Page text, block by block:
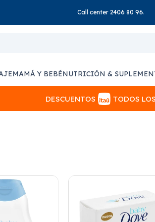
Call center 2406 80 96.
MAMÁ Y BEBÉNUTRICIÓN &
DESCUENTOS TODOS